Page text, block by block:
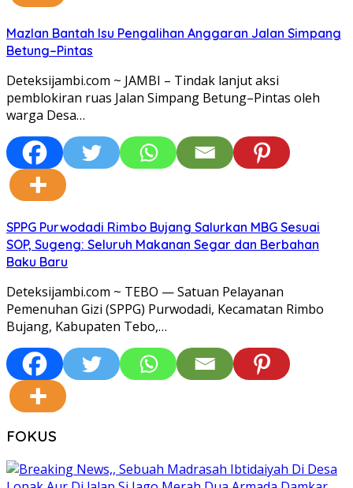
Mazlan Bantah Isu Pengalihan Anggaran Jalan Simpang
Betung–Pintas
Deteksijambi.com ~ JAMBI – Tindak lanjut aksi
pemblokiran ruas Jalan Simpang Betung–Pintas oleh
warga Desa…
SPPG Purwodadi Rimbo Bujang Salurkan MBG Sesuai
SOP, Sugeng: Seluruh Makanan Segar dan Berbahan
Baku Baru
Deteksijambi.com ~ TEBO — Satuan Pelayanan
Pemenuhan Gizi (SPPG) Purwodadi, Kecamatan Rimbo
Bujang, Kabupaten Tebo,…
FOKUS